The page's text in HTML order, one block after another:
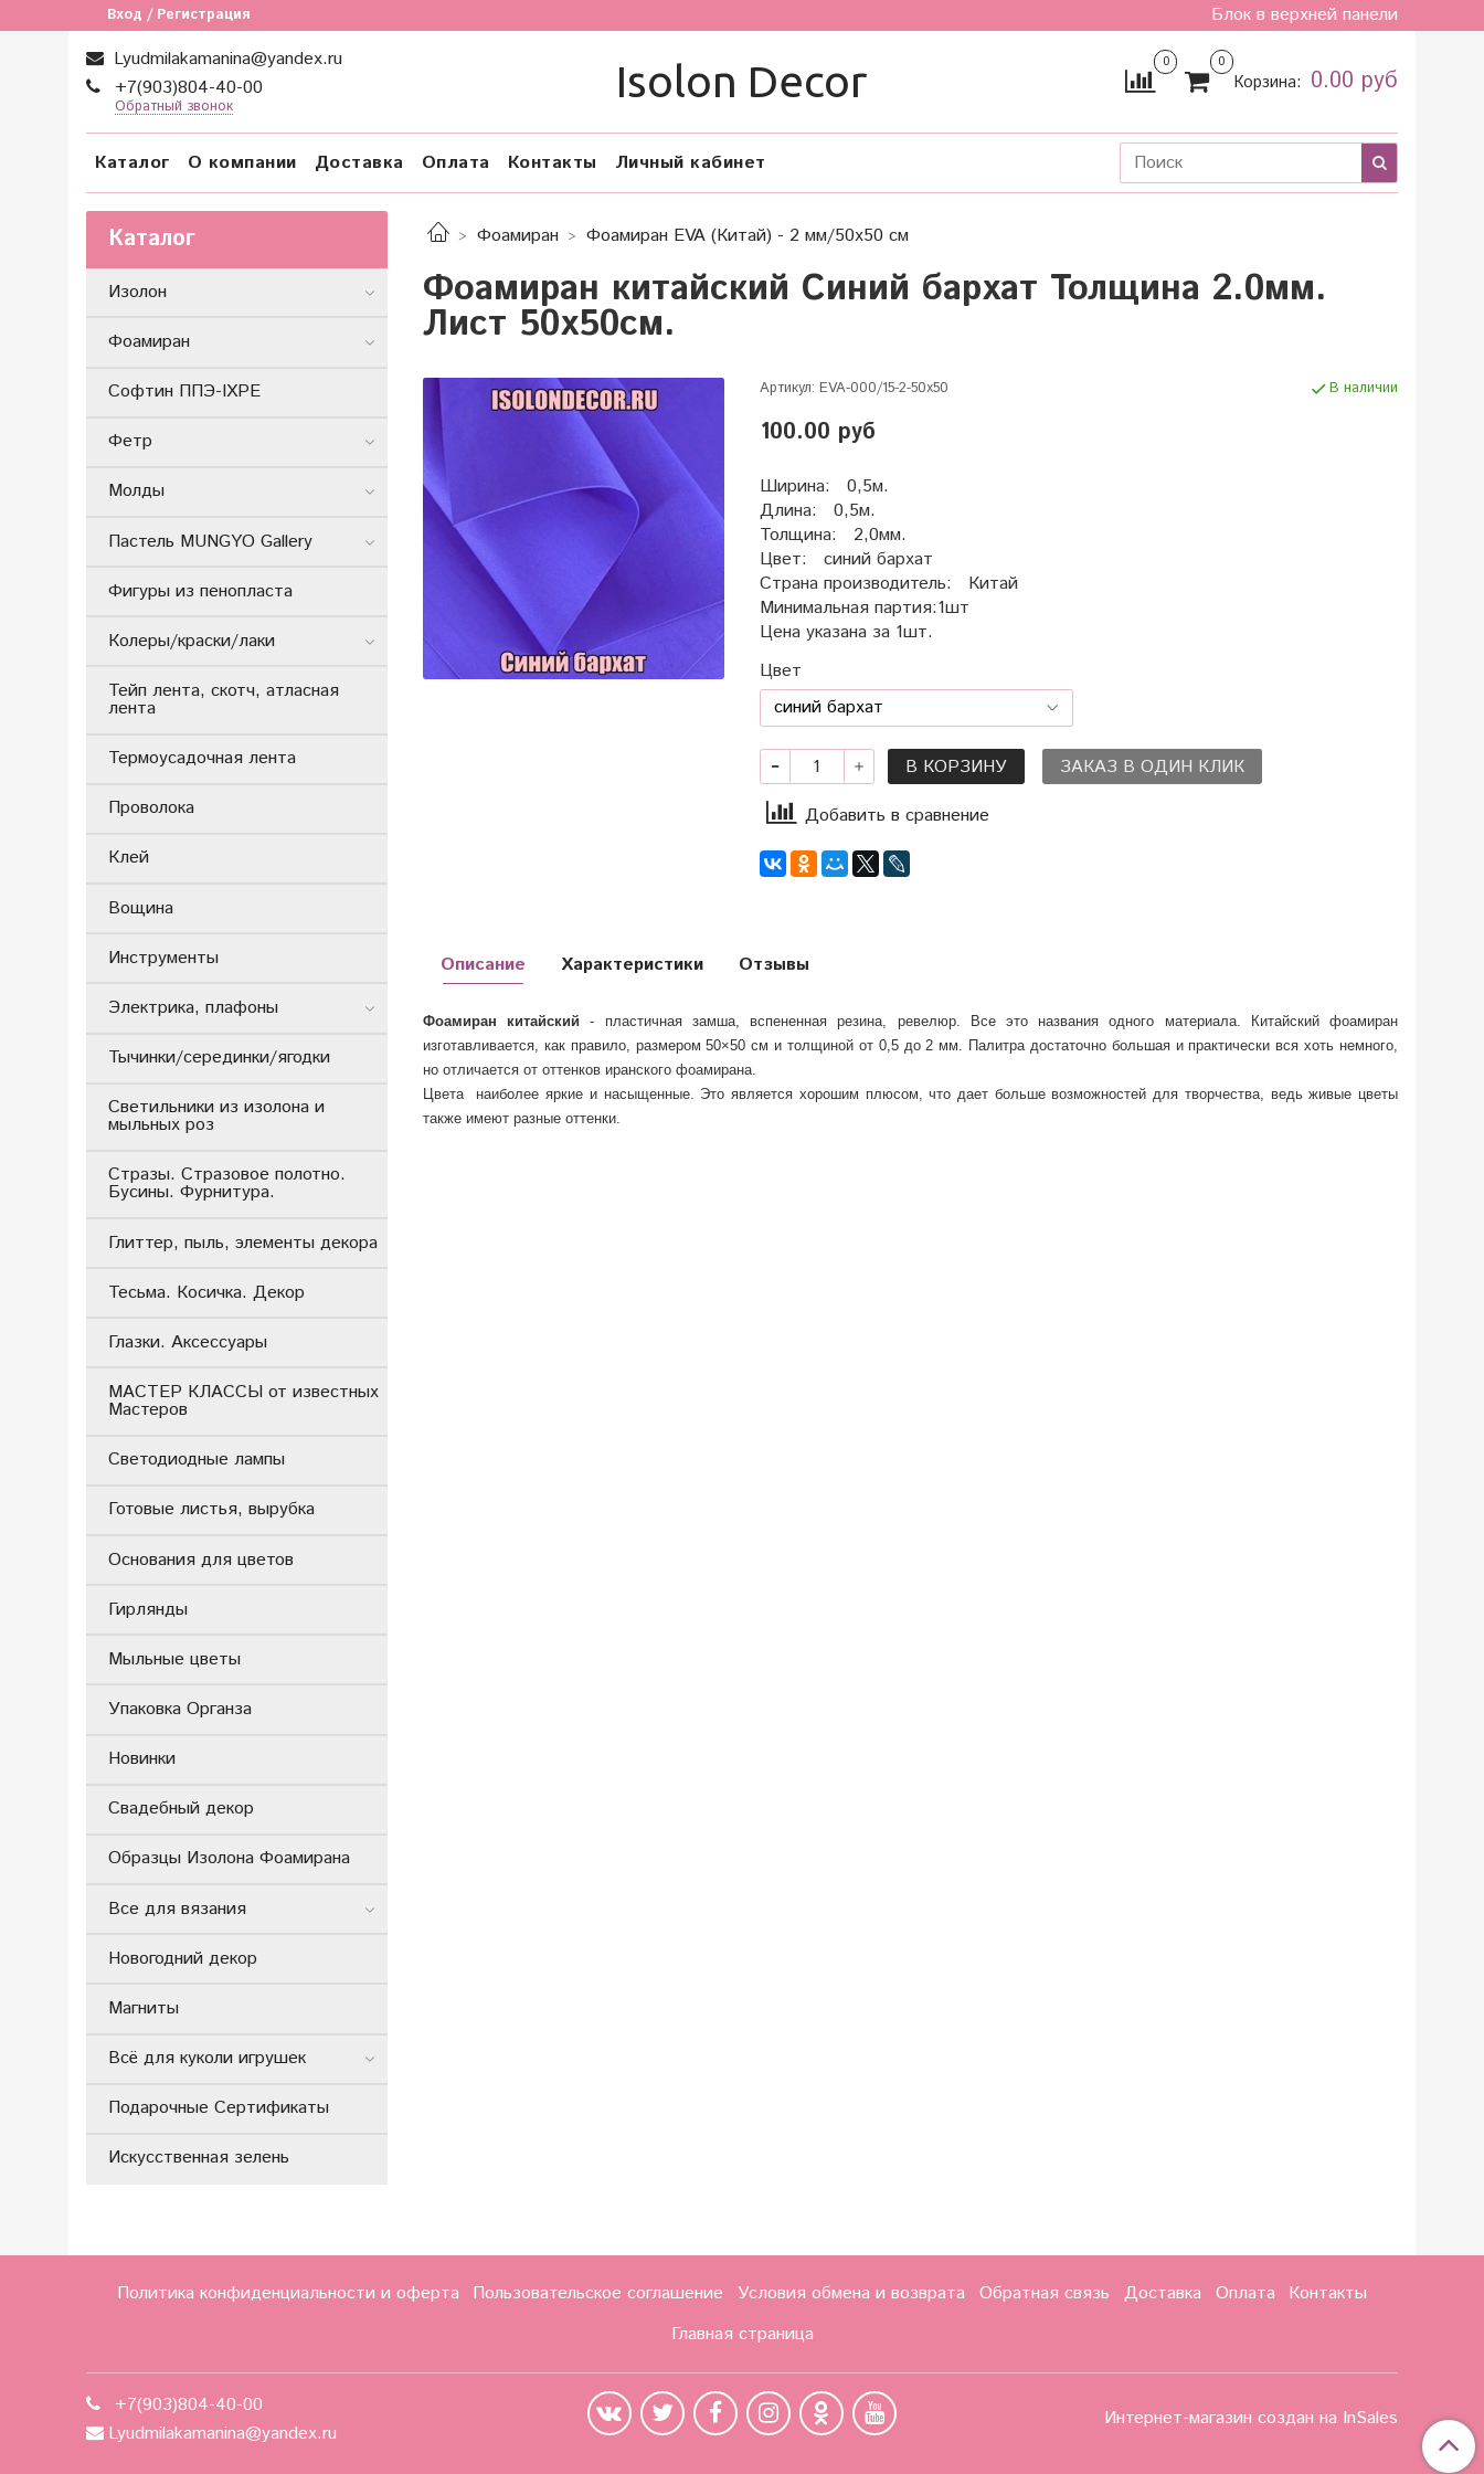
Вход / Регистрация
Блок в верхней панели
Lyudmilakamanina@yandex.ru
+7(903)804-40-00
Обратный звонок
Isolon Decor 0 0
Корзина: 0.00 руб
Каталог О компании Доставка Оплата Контакты Личный кабинет
Фоамиран Фоамиран EVA (Китай) - 2 мм/50x50 см
Фоамиран китайский Синий бархат Толщина 2.0мм.
Лист 50х50см.
Артикул: EVA-000/15-2-50х50 В наличии
100.00 руб
Ширина: 0,5м.
Длина: 0,5м.
Толщина: 2,0мм.
Цвет: синий бархат
Страна производитель: Китай
Минимальная партия:1шт
Цена указана за 1шт.
Цвет
В КОРЗИНУ
ЗАКАЗ В ОДИН КЛИК
Добавить в сравнение
Описание
Фоамиран китайский - пластичная замша, вспененная резина, ревелюр. Все это названия одного материала. Китайский фоамиран
изготавливается, как правило, размером 50×50 см и толщиной от 0,5 до 2 мм. Палитра достаточно большая и практически вся хоть немного,
но отличается от оттенков иранского фоамирана.
Цвета наиболее яркие и насыщенные. Это является хорошим плюсом, что дает больше возможностей для творчества, ведь живые цветы
также имеют разные оттенки.
Характеристики Отзывы
Каталог
Изолон
Фоамиран
Софтин ППЭ-IXPE
Фетр
Молды
Пастель MUNGYO Gallery
Фигуры из пенопласта
Колеры/краски/лаки
Тейп лента, скотч, атласная
лента
Термоусадочная лента
Проволока
Клей
Вощина
Инструменты
Электрика, плафоны
Тычинки/серединки/ягодки
Светильники из изолона и
мыльных роз
Стразы. Стразовое полотно.
Бусины. Фурнитура.
Глиттер, пыль, элементы декора
Тесьма. Косичка. Декор
Глазки. Аксессуары
МАСТЕР КЛАССЫ от известных
Мастеров
Светодиодные лампы
Готовые листья, вырубка
Основания для цветов
Гирлянды
Мыльные цветы
Упаковка Органза
Новинки
Свадебный декор
Образцы Изолона Фоамирана
Все для вязания
Новогодний декор
Магниты
Всё для куколи игрушек
Подарочные Сертификаты
Искусственная зелень
Политика конфиденциальности и оферта Пользовательское соглашение Условия обмена и возврата Обратная связь Доставка Оплата
Контакты
Главная страница
+7(903)804-40-00
Lyudmilakamanina@yandex.ru
Интернет-магазин создан на InSales